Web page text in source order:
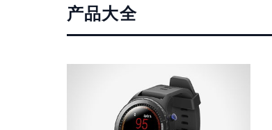
产品大全